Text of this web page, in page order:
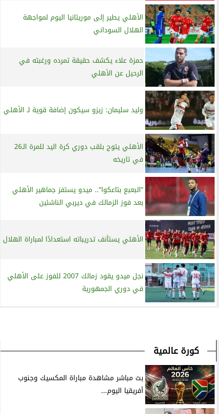
الأهلي يطير إلى موريتانيا اليوم لمواجهة
الهلال السوداني
حمزة علاء يكشف حقيقة تمرده ورغبته في
الرحيل عن الأهلي
وليد سليمان: زيزو سيكون إضافة قوية لـ الأهلي
الأهلي يتوج بلقب دوري كرة اليد للمرة الـ26
في تاريخه
”البعبع بتاعكوا”.. ميدو يستفز جماهير الأهلي
بعد فوز الزمالك في ديربي الناشئين
الأهلي يستأنف تدريباته استعدادًا لمباراة الهلال
نجل ميدو يقود زمالك 2007 للفوز على الأهلي
في دوري الجمهورية
كورة عالمية
بث مباشر مشاهدة مباراة المكسيك وجنوب
أفريقيا اليوم...